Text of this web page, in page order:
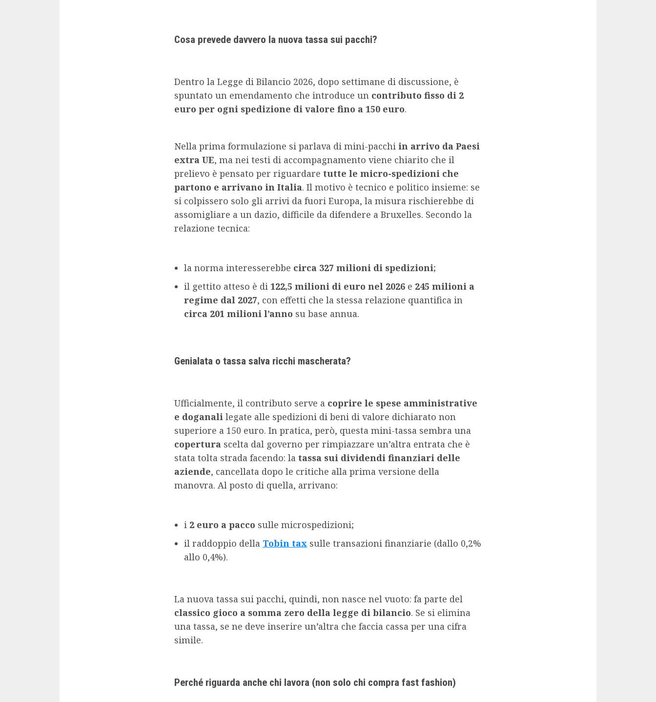
Cosa prevede davvero la nuova tassa sui pacchi?
Dentro la Legge di Bilancio 2026, dopo settimane di discussione, è
spuntato un emendamento che introduce un contributo fisso di 2
euro per ogni spedizione di valore fino a 150 euro.
Nella prima formulazione si parlava di mini-pacchi in arrivo da Paesi
extra UE, ma nei testi di accompagnamento viene chiarito che il
prelievo è pensato per riguardare tutte le micro-spedizioni che
partono e arrivano in Italia. Il motivo è tecnico e politico insieme: se
si colpissero solo gli arrivi da fuori Europa, la misura rischierebbe di
assomigliare a un dazio, difficile da difendere a Bruxelles. Secondo la
relazione tecnica:
la norma interesserebbe circa 327 milioni di spedizioni;
il gettito atteso è di 122,5 milioni di euro nel 2026 e 245 milioni a
regime dal 2027, con effetti che la stessa relazione quantifica in
circa 201 milioni l’anno su base annua.
Genialata o tassa salva ricchi mascherata?
Ufficialmente, il contributo serve a coprire le spese amministrative
e doganali legate alle spedizioni di beni di valore dichiarato non
superiore a 150 euro. In pratica, però, questa mini-tassa sembra una
copertura scelta dal governo per rimpiazzare un’altra entrata che è
stata tolta strada facendo: la tassa sui dividendi finanziari delle
aziende, cancellata dopo le critiche alla prima versione della
manovra. Al posto di quella, arrivano:
i 2 euro a pacco sulle microspedizioni;
il raddoppio della Tobin tax sulle transazioni finanziarie (dallo 0,2%
allo 0,4%).
La nuova tassa sui pacchi, quindi, non nasce nel vuoto: fa parte del
classico gioco a somma zero della legge di bilancio. Se si elimina
una tassa, se ne deve inserire un’altra che faccia cassa per una cifra
simile.
Perché riguarda anche chi lavora (non solo chi compra fast fashion)